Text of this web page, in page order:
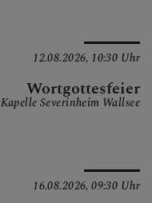
12.08.2026, 10:30 Uhr
Wortgottesfeier
Kapelle Severinheim Wallsee
16.08.2026,09:30 Uhr